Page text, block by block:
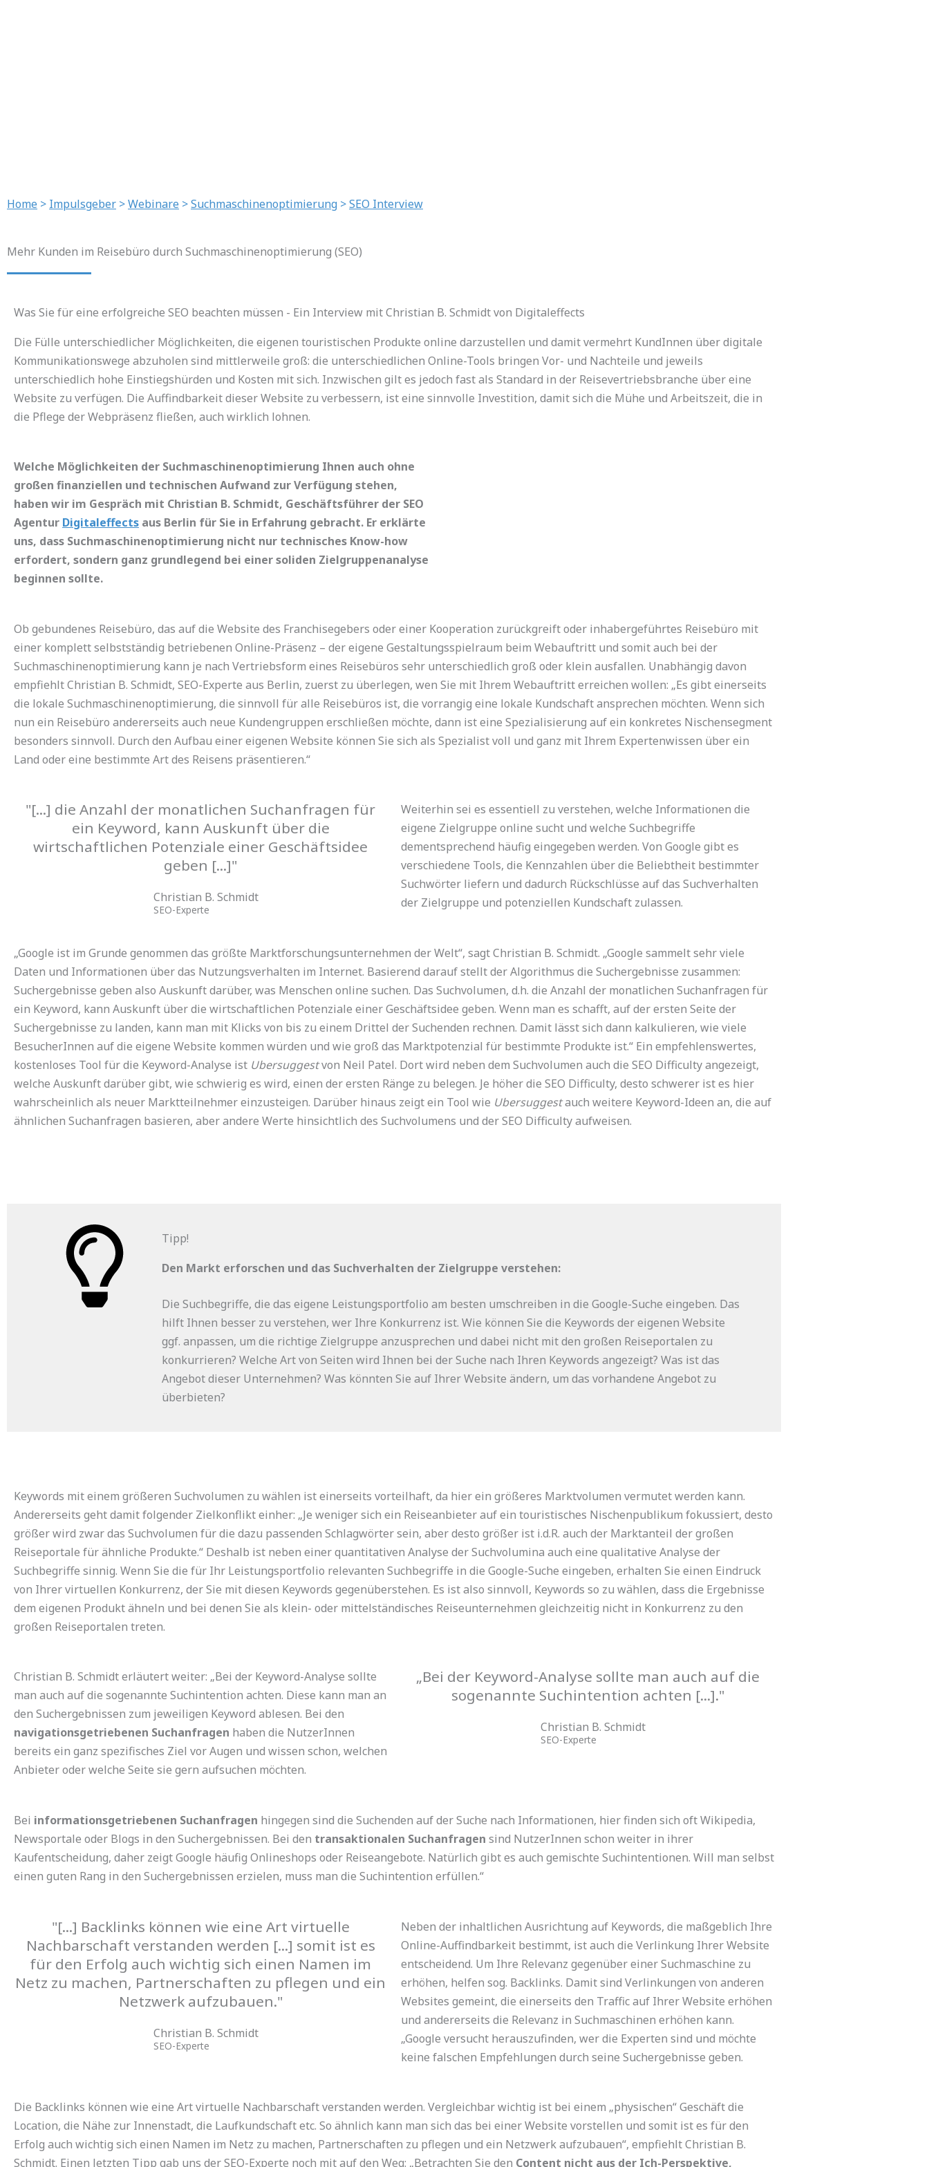
Home > Impulsgeber >Webinare >Suchmaschinenoptimierung >SEO Interview
Mehr Kunden im Reisebüro durch Suchmaschinenoptimierung (SEO)
Was Sie für eine erfolgreiche SEO beachten müssen - Ein Interview mit Christian B. Schmidt von Digitaleffects
Die Fülle unterschiedlicher Möglichkeiten, die eigenen touristischen Produkte online darzustellen und damit vermehrt KundInnen über digitale
Kommunikationswege abzuholen sind mittlerweile groß: die unterschiedlichen Online-Tools bringen Vor- und Nachteile und jeweils
unterschiedlich hohe Einstiegshürden und Kosten mit sich. Inzwischen gilt es jedoch fast als Standard in der Reisevertriebsbranche über eine
Website zu verfügen. Die Auffindbarkeit dieser Website zu verbessern, ist eine sinnvolle Investition, damit sich die Mühe und Arbeitszeit, die in
die Pflege der Webpräsenz fließen, auch wirklich lohnen.
Welche Möglichkeiten der Suchmaschinenoptimierung Ihnen auch ohne
großen finanziellen und technischen Aufwand zur Verfügung stehen,
haben wir im Gespräch mit Christian B. Schmidt, Geschäftsführer der SEO
Agentur Digitaleffects aus Berlin für Sie in Erfahrung gebracht. Er erklärte
uns, dass Suchmaschinenoptimierung nicht nur technisches Know-how
erfordert, sondern ganz grundlegend bei einer soliden Zielgruppenanalyse
beginnen sollte.
Ob gebundenes Reisebüro, das auf die Website des Franchisegebers oder einer Kooperation zurückgreift oder inhabergeführtes Reisebüro mit
einer komplett selbstständig betriebenen Online-Präsenz – der eigene Gestaltungsspielraum beim Webauftritt und somit auch bei der
Suchmaschinenoptimierung kann je nach Vertriebsform eines Reisebüros sehr unterschiedlich groß oder klein ausfallen. Unabhängig davon
empfiehlt Christian B. Schmidt, SEO-Experte aus Berlin, zuerst zu überlegen, wen Sie mit Ihrem Webauftritt erreichen wollen: „Es gibt einerseits
die lokale Suchmaschinenoptimierung, die sinnvoll für alle Reisebüros ist, die vorrangig eine lokale Kundschaft ansprechen möchten. Wenn sich
nun ein Reisebüro andererseits auch neue Kundengruppen erschließen möchte, dann ist eine Spezialisierung auf ein konkretes Nischensegment
besonders sinnvoll. Durch den Aufbau einer eigenen Website können Sie sich als Spezialist voll und ganz mit Ihrem Expertenwissen über ein
Land oder eine bestimmte Art des Reisens präsentieren.“
"[...] die Anzahl der monatlichen Suchanfragen für
ein Keyword, kann Auskunft über die
wirtschaftlichen Potenziale einer Geschäftsidee
geben [...]"
Christian B. Schmidt
SEO-Experte
Weiterhin sei es essentiell zu verstehen, welche Informationen die
eigene Zielgruppe online sucht und welche Suchbegriffe
dementsprechend häufig eingegeben werden. Von Google gibt es
verschiedene Tools, die Kennzahlen über die Beliebtheit bestimmter
Suchwörter liefern und dadurch Rückschlüsse auf das Suchverhalten
der Zielgruppe und potenziellen Kundschaft zulassen.
„Google ist im Grunde genommen das größte Marktforschungsunternehmen der Welt“, sagt Christian B. Schmidt. „Google sammelt sehr viele
Daten und Informationen über das Nutzungsverhalten im Internet. Basierend darauf stellt der Algorithmus die Suchergebnisse zusammen:
Suchergebnisse geben also Auskunft darüber, was Menschen online suchen. Das Suchvolumen, d.h. die Anzahl der monatlichen Suchanfragen für
ein Keyword, kann Auskunft über die wirtschaftlichen Potenziale einer Geschäftsidee geben. Wenn man es schafft, auf der ersten Seite der
Suchergebnisse zu landen, kann man mit Klicks von bis zu einem Drittel der Suchenden rechnen. Damit lässt sich dann kalkulieren, wie viele
BesucherInnen auf die eigene Website kommen würden und wie groß das Marktpotenzial für bestimmte Produkte ist.“ Ein empfehlenswertes,
kostenloses Tool für die Keyword-Analyse ist Ubersuggestvon Neil Patel. Dort wird neben dem Suchvolumen auch die SEO Difficulty angezeigt,
welche Auskunft darüber gibt, wie schwierig es wird, einen der ersten Ränge zu belegen. Je höher die SEO Difficulty, desto schwerer ist es hier
wahrscheinlich als neuer Marktteilnehmer einzusteigen. Darüber hinaus zeigt ein Tool wie Ubersuggestauch weitere Keyword-Ideen an, die auf
ähnlichen Suchanfragen basieren, aber andere Werte hinsichtlich des Suchvolumens und der SEO Difficulty aufweisen.
Tipp!
Den Markt erforschen und das Suchverhalten der Zielgruppe verstehen:
Die Suchbegriffe, die das eigene Leistungsportfolio am besten umschreiben in die Google-Suche eingeben. Das
hilft Ihnen besser zu verstehen, wer Ihre Konkurrenz ist. Wie können Sie die Keywords der eigenen Website
ggf. anpassen, um die richtige Zielgruppe anzusprechen und dabei nicht mit den großen Reiseportalen zu
konkurrieren? Welche Art von Seiten wird Ihnen bei der Suche nach Ihren Keywords angezeigt? Was ist das
Angebot dieser Unternehmen? Was könnten Sie auf Ihrer Website ändern, um das vorhandene Angebot zu
überbieten?
Keywords mit einem größeren Suchvolumen zu wählen ist einerseits vorteilhaft, da hier ein größeres Marktvolumen vermutet werden kann.
Andererseits geht damit folgender Zielkonflikt einher: „Je weniger sich ein Reiseanbieter auf ein touristisches Nischenpublikum fokussiert, desto
größer wird zwar das Suchvolumen für die dazu passenden Schlagwörter sein, aber desto größer ist i.d.R. auch der Marktanteil der großen
Reiseportale für ähnliche Produkte.“ Deshalb ist neben einer quantitativen Analyse der Suchvolumina auch eine qualitative Analyse der
Suchbegriffe sinnig. Wenn Sie die für Ihr Leistungsportfolio relevanten Suchbegriffe in die Google-Suche eingeben, erhalten Sie einen Eindruck
von Ihrer virtuellen Konkurrenz, der Sie mit diesen Keywords gegenüberstehen. Es ist also sinnvoll, Keywords so zu wählen, dass die Ergebnisse
dem eigenen Produkt ähneln und bei denen Sie als klein- oder mittelständisches Reiseunternehmen gleichzeitig nicht in Konkurrenz zu den
großen Reiseportalen treten.
Christian B. Schmidt erläutert weiter: „Bei der Keyword-Analyse sollte
man auch auf die sogenannte Suchintention achten. Diese kann man an
den Suchergebnissen zum jeweiligen Keyword ablesen. Bei den
navigationsgetriebenen Suchanfragen haben die NutzerInnen
bereits ein ganz spezifisches Ziel vor Augen und wissen schon, welchen
Anbieter oder welche Seite sie gern aufsuchen möchten.
„Bei der Keyword-Analyse sollte man auch auf die
sogenannte Suchintention achten [...]."
Christian B. Schmidt
SEO-Experte
Bei informationsgetriebenen Suchanfragen hingegen sind die Suchenden auf der Suche nach Informationen, hier finden sich oft Wikipedia,
Newsportale oder Blogs in den Suchergebnissen. Bei den transaktionalen Suchanfragen sind NutzerInnen schon weiter in ihrer
Kaufentscheidung, daher zeigt Google häufig Onlineshops oder Reiseangebote. Natürlich gibt es auch gemischte Suchintentionen. Will man selbst
einen guten Rang in den Suchergebnissen erzielen, muss man die Suchintention erfüllen.“
"[...] Backlinks können wie eine Art virtuelle
Nachbarschaft verstanden werden [...] somit ist es
für den Erfolg auch wichtig sich einen Namen im
Netz zu machen, Partnerschaften zu pflegen und ein
Netzwerk aufzubauen."
Christian B. Schmidt
SEO-Experte
Neben der inhaltlichen Ausrichtung auf Keywords, die maßgeblich Ihre
Online-Auffindbarkeit bestimmt, ist auch die Verlinkung Ihrer Website
entscheidend. Um Ihre Relevanz gegenüber einer Suchmaschine zu
erhöhen, helfen sog. Backlinks. Damit sind Verlinkungen von anderen
Websites gemeint, die einerseits den Traffic auf Ihrer Website erhöhen
und andererseits die Relevanz in Suchmaschinen erhöhen kann.
„Google versucht herauszufinden, wer die Experten sind und möchte
keine falschen Empfehlungen durch seine Suchergebnisse geben.
Die Backlinks können wie eine Art virtuelle Nachbarschaft verstanden werden. Vergleichbar wichtig ist bei einem „physischen“ Geschäft die
Location, die Nähe zur Innenstadt, die Laufkundschaft etc. So ähnlich kann man sich das bei einer Website vorstellen und somit ist es für den
Erfolg auch wichtig sich einen Namen im Netz zu machen, Partnerschaften zu pflegen und ein Netzwerk aufzubauen“, empfiehlt Christian B.
Schmidt. Einen letzten Tipp gab uns der SEO-Experte noch mit auf den Weg: „Betrachten Sie den Content nicht aus der Ich-Perspektive,